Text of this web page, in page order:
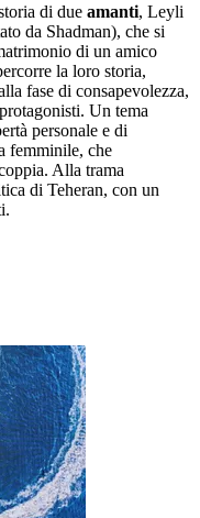
di due amanti, Leyli
da Shadman), che si
di un amico
la loro storia,
fase di consapevolezza,
Un tema
personale e di
femminile, che
Alla trama
di Teheran, con un